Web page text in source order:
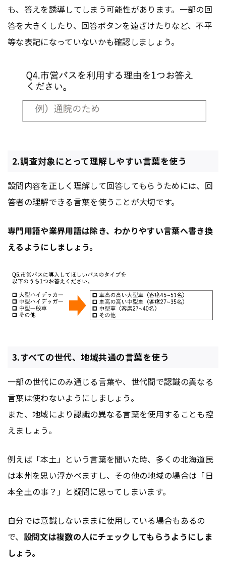
も、答えを誘導してしまう可能性があります。一部の回
答を大きくしたり、回答ボタンを遠ざけたりなど、不平
等な表記になっていないかも確認しましょう。
2.調査対象にとって理解しやすい言葉を使う
設問内容を正しく理解して回答してもらうためには、回
答者の理解できる言葉を使うことが大切です。
専門用語や業界用語は除き、わかりやすい言葉へ書き換
えるようにしましょう。
3.すべての世代、地域共通の言葉を使う
一部の世代にのみ通じる言葉や、世代間で認識の異なる
言葉は使わないようにしましょう。
また、地域により認識の異なる言葉を使用することも控
えましょう。
例えば「本土」という言葉を聞いた時、多くの北海道民
は本州を思い浮かべますし、その他の地域の場合は「日
本全土の事？」と疑問に思ってしまいます。
自分では意識しないままに使用している場合もあるの
で、 設問文は複数の人にチェックしてもらうようにしま
しょう。